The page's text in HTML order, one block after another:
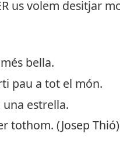
us volem desitjar
bella.
pau a tot el món.
una estrella.
tothom. (Josep Thió)